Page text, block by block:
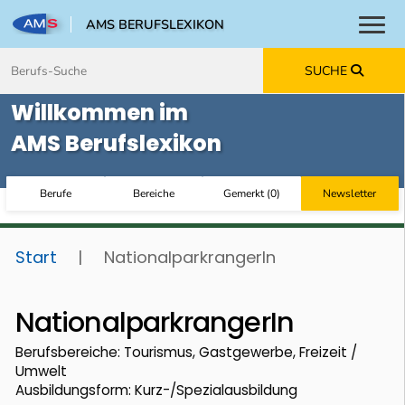
AMS BERUFSLEXIKON
SUCHE
Willkommen im
AMS Berufslexikon
Berufe Bereiche Gemerkt(0) Newsletter
Start | NationalparkrangerIn
NationalparkrangerIn
Berufsbereiche: Tourismus, Gastgewerbe, Freizeit /
Umwelt
Ausbildungsform: Kurz-/Spezialausbildung